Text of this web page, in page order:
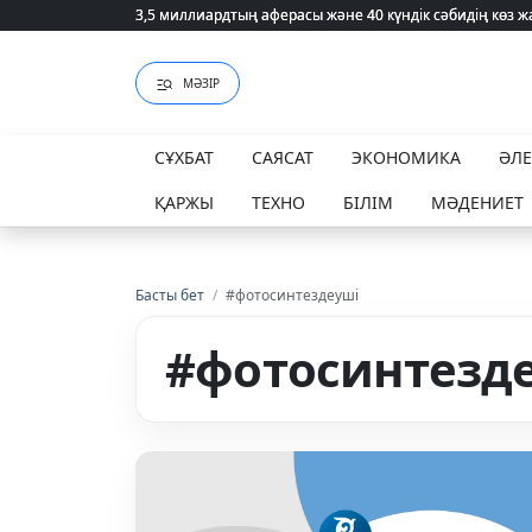
3,5 миллиардтың аферасы және 40 күндік сәбидің
3,5 миллиардтың аферасы және 40 күндік сәбидің
МӘЗІР
СҰХБАТ САЯСАТ ЭКОНОМИКА
ҚАРЖЫ
ТЕХНО БІЛІМ МӘДЕНИЕТ
Басты бет / #фотосинтездеуші